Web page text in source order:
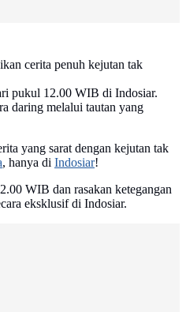
cerita penuh kejutan tak
pukul 12.00 WIB di Indosiar.
daring melalui tautan yang
yang sarat dengan kejutan tak
, hanya di Indosiar!
WIB dan rasakan ketegangan
eksklusif di Indosiar.